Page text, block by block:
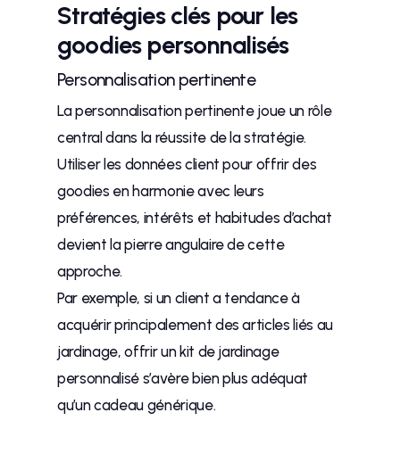
Stratégies clés pour les
goodies personnalisés
Personnalisation pertinente
La personnalisation pertinente joue un rôle
central dans la réussite de la stratégie.
Utiliser les données client pour offrir des
goodies en harmonie avec leurs
préférences, intérêts et habitudes d’achat
devient la pierre angulaire de cette
approche.
Par exemple, si un client a tendance à
acquérir principalement des articles liés au
jardinage, offrir un kit de jardinage
personnalisé s’avère bien plus adéquat
qu’un cadeau générique.